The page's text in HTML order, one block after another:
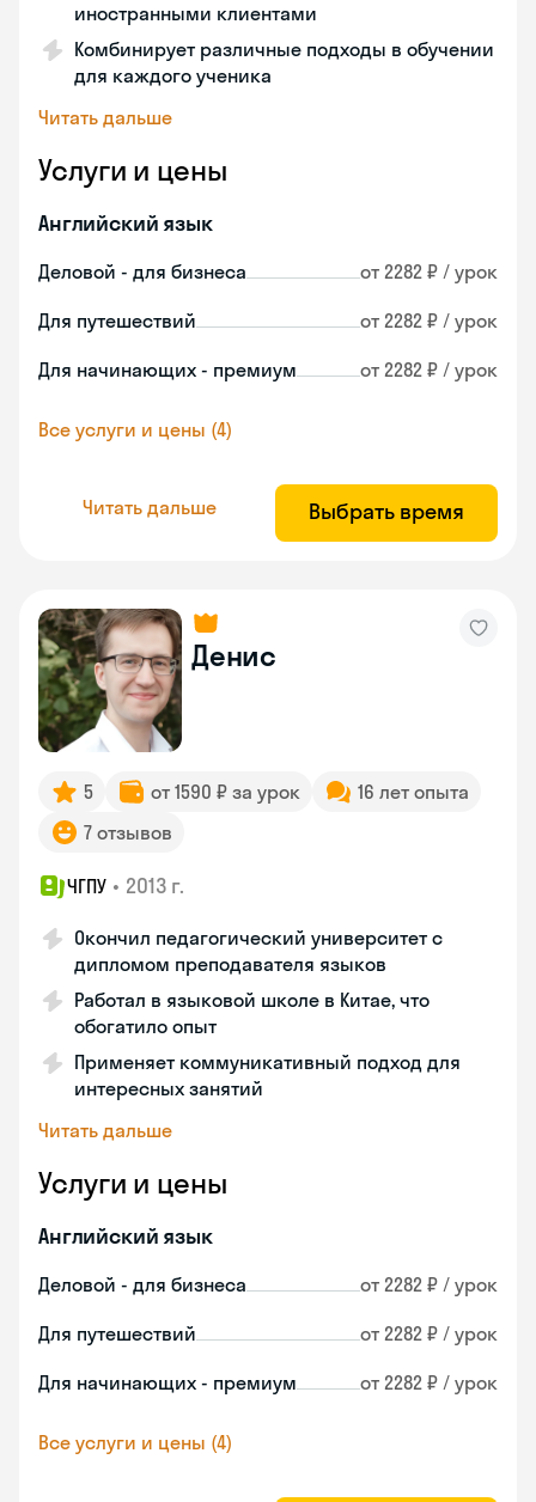
иностранными клиентами
Комбинирует различные подходы в обучении
для каждого ученика
Читать дальше
Услуги и цены
Английский язык
Деловой - для бизнеса от 2282 ₽ / урок
Для путешествий от 2282 ₽ / урок
Для начинающих - премиум от 2282 ₽ / урок
Все услуги и цены (4)
Читать дальше Выбрать время
Денис
5 от 1590 ₽ за урок
16 лет опыта
7 отзывов
ЧГПУ • 2013 г.
Окончил педагогический университет с
дипломом преподавателя языков
Работал в языковой школе в Китае, что
обогатило опыт
Применяет коммуникативный подход для
интересных занятий
Читать дальше
Услуги и цены
Английский язык
Деловой - для бизнеса от 2282 ₽ / урок
Для путешествий от 2282 ₽ / урок
Для начинающих - премиум от 2282 ₽ / урок
Все услуги и цены (4)